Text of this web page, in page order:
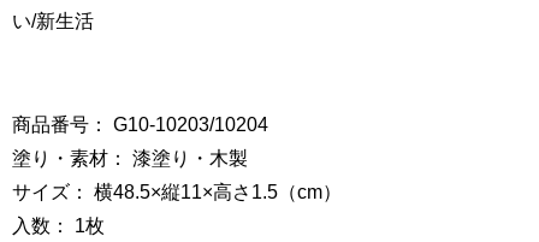
い/新生活
商品番号： G10-10203/10204
塗り・素材： 漆塗り・木製
サイズ： 横48.5×縦11×高さ1.5（cm）
入数： 1枚